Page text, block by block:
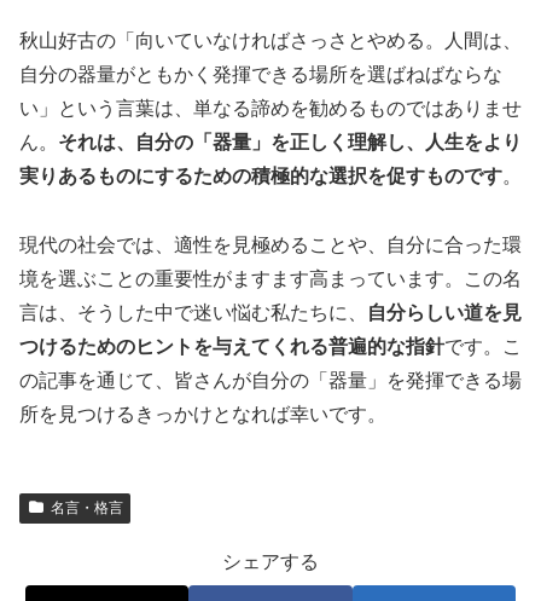
秋山好古の「向いていなければさっさとやめる。人間は、
自分の器量がともかく発揮できる場所を選ばねばならな
い」という言葉は、単なる諦めを勧めるものではありませ
ん。 それは、自分の「器量」を正しく理解し、人生をより
実りあるものにするための積極的な選択を促すものです。
現代の社会では、適性を見極めることや、自分に合った環
境を選ぶことの重要性がますます高まっています。この名
言は、そうした中で迷い悩む私たちに、
自分らしい道を見
つけるためのヒントを与えてくれる普遍的な指針です。こ
の記事を通じて、皆さんが自分の「器量」を発揮できる場
所を見つけるきっかけとなれば幸いです。
名言・格言
シェアする